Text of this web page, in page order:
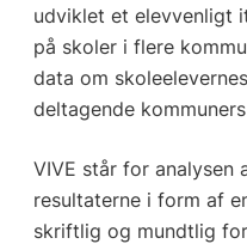
udviklet et elevvenligt
på skoler i flere
data om
deltagende
VIVE står for
resultaterne i form af
skriftlig og mundtlig